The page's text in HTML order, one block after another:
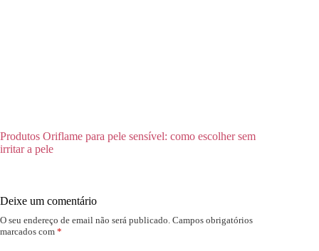
Produtos Oriflame para pele sensível: como escolher sem
irritar a pele
Deixe um comentário
O seu endereço de email não será publicado. Campos obrigatórios
marcados com *